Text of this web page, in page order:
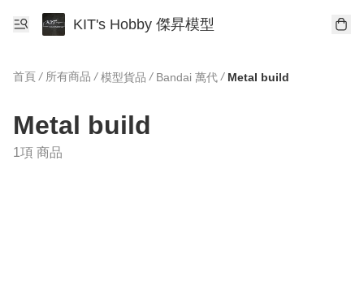
KIT's Hobby 傑昇模型
首頁 / 所有商品 / 模型貨品 / Bandai 萬代 / Metal build
Metal build
1項 商品